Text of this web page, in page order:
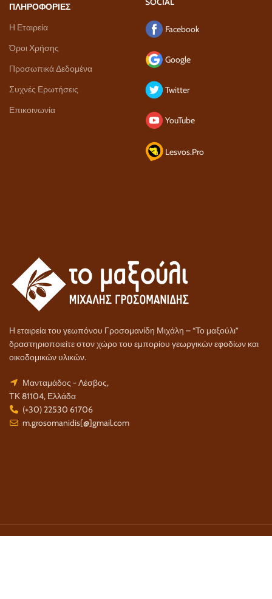
ΠΛΗΡΟΦΟΡΙΕΣ
Η Εταιρεία
Όροι Χρήσης
Προσωπικά Δεδομένα
Συχνές Ερωτήσεις
Επικοινωνία
Facebook
Google
Twitter
YouTube
Lesvos.Pro
Η εταιρεία του γεωπόνου Γροσομανίδη Μιχάλη – “Το μαξούλι”
δραστηριοποιείτε στον χώρο του εμπορίου γεωργικών εφοδίων και
οικοδομικών υλικών.
Μανταμάδος - Λέσβος,
ΤΚ 81104, Ελλάδα
(+30) 22530 61706
m.grosomanidis[@]gmail.com